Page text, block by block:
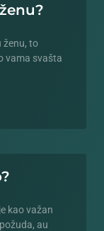
ženu, to
vama svašta
kao važan
au